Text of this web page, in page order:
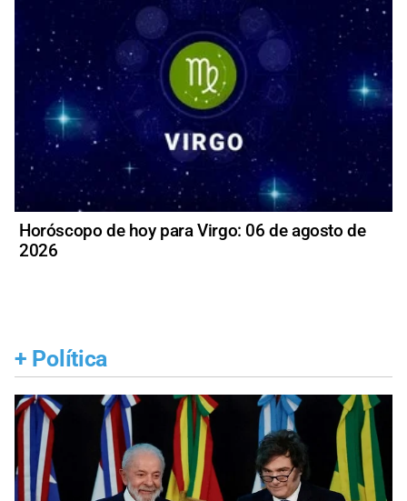
Horóscopo de hoy para Virgo: 06 de agosto de
2026
+ Política